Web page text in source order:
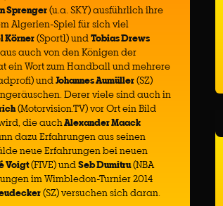
Sprenger(u.a. SKY) ausführlich ihre
Algerien-Spiel für sich viel
Körner(Sport1) undTobias Drews
auch von den Königen der
ein Wort zum Handball und mehrere
undJohannes Aumüller(SZ)
Derer viele sind auch in
(Motorvision.TV) vor Ort ein Bild
die auchAlexander Maack
dazu Erfahrungen aus seinen
neue Erfahrungen bei neuen
Voigt(FIVE) undSeb Dumitru(NBA
im Wimbledon-Turnier 2014
(SZ) versuchen sich daran.